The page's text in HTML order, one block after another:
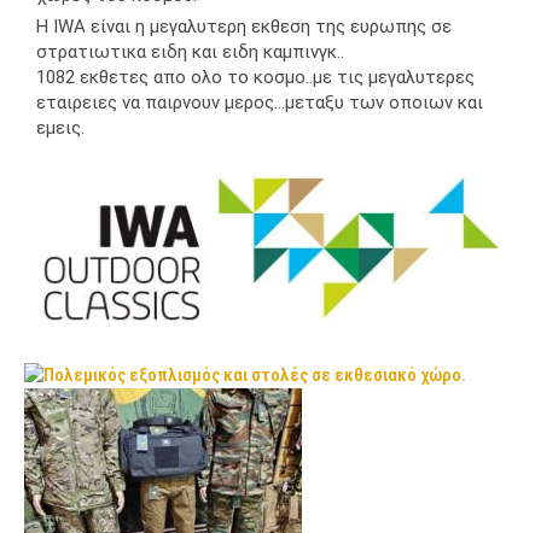
Η IWA είναι η μεγαλυτερη εκθεση της ευρωπης σε
στρατιωτικα ειδη και ειδη καμπινγκ..
1082 εκθετες απο ολο το κοσμο..με τις μεγαλυτερες
εταιρειες να παιρνουν μερος…μεταξυ των οποιων και
εμεις.